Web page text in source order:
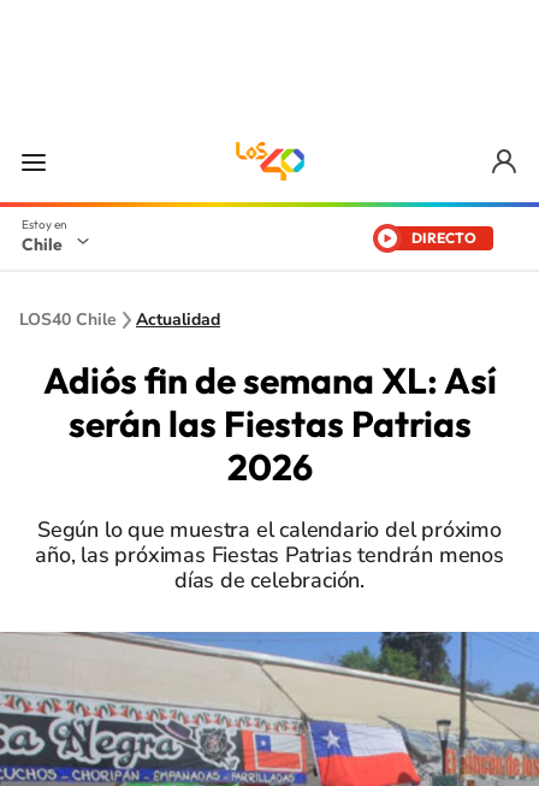
Chile DIRECTO
LOS40 Chile Actualidad
Adiós fin de semana XL: Así
serán las Fiestas Patrias
2026
Según lo que muestra el calendario del próximo
año, las próximas Fiestas Patrias tendrán menos
días de celebración.